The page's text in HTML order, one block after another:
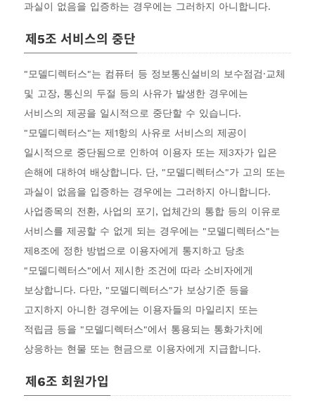
과실이 없음을 입증하는 경우에는 그러하지 아니합니다.
제5조 서비스의 중단
"모델디렉터스"는 컴퓨터 등 정보통신설비의 보수점검·교체
및 고장, 통신의 두절 등의 사유가 발생한 경우에는
서비스의 제공을 일시적으로 중단할 수 있습니다.
"모델디렉터스"는 제1항의 사유로 서비스의 제공이
일시적으로 중단됨으로 인하여 이용자 또는 제3자가 입은
손해에 대하여 배상합니다. 단, "모델디렉터스"가 고의 또는
과실이 없음을 입증하는 경우에는 그러하지 아니합니다.
사업종목의 전환, 사업의 포기, 업체간의 통합 등의 이유로
서비스를 제공할 수 없게 되는 경우에는 "모델디렉터스"는
제8조에 정한 방법으로 이용자에게 통지하고 당초
"모델디렉터스"에서 제시한 조건에 따라 소비자에게
보상합니다. 다만, "모델디렉터스"가 보상기준 등을
고지하지 아니한 경우에는 이용자들의 마일리지 또는
적립금 등을 "모델디렉터스"에서 통용되는 통화가치에
상응하는 현물 또는 현금으로 이용자에게 지급합니다.
제6조 회원가입